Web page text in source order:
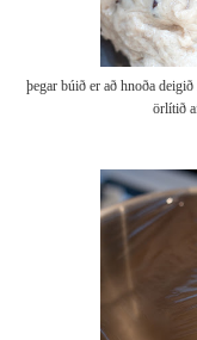
þegar búið er að hnoða
örlítið